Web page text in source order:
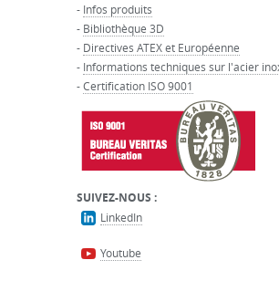
- Infos produits
- Bibliothèque 3D
- Directives ATEX et Européenne
- Informations techniques sur l'acier
-Certification ISO 9001
SUIVEZ-NOUS :
LinkedIn
Youtube